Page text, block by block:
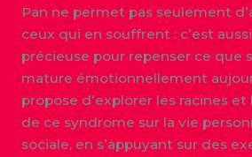
Pan ne permet pas seulement
ceux qui en souffrent : c’est
précieuse pour repenser ce que
mature émotionnellement
propose d’explorer les racines
de ce syndrome sur la vie
sociale, en s’appuyant sur des